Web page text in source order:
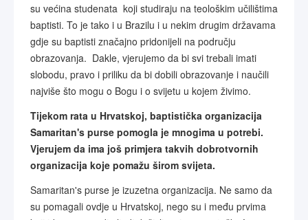
su većina studenata koji studiraju na teološkim učilištima
baptisti. To je tako i u Brazilu i u nekim drugim državama
gdje su baptisti značajno pridonijeli na području
obrazovanja. Dakle, vjerujemo da bi svi trebali imati
slobodu, pravo i priliku da bi dobili obrazovanje i naučili
najviše što mogu o Bogu i o svijetu u kojem živimo.
Tijekom rata u Hrvatskoj, baptistička organizacija
Samaritan's purse pomogla je mnogima u potrebi.
Vjerujem da ima još primjera takvih dobrotvornih
organizacija koje pomažu širom svijeta.
Samaritan's purse je izuzetna organizacija. Ne samo da
su pomagali ovdje u Hrvatskoj, nego su i među prvima